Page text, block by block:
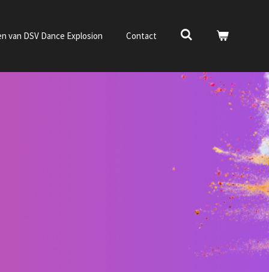
van DSV Dance Explosion Contact